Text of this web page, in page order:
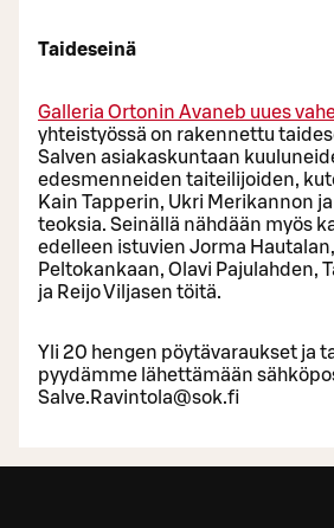
Taideseinä
Galleria Ortonin Avaneb uues
yhteistyössä on rakennettu
Salven asiakaskuntaan
edesmenneiden taiteilijoiden,
Kain Tapperin, Ukri Merikannon
teoksia. Seinällä nähdään myös
edelleen istuvien Jorma
Peltokankaan, Olavi Pajulahden,
ja Reijo Viljasen töitä.
Yli 20 hengen pöytävaraukset ja
pyydämme lähettämään
Salve.Ravintola@sok.fi